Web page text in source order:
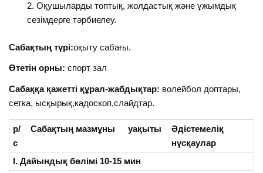
Оқушыларды топтық, жолдастық және ұжымдық
сезімдерге тәрбиелеу.
Сабақтың түрі:оқыту сабағы.
Өтетін орны: спорт зал
Сабаққа қажетті құрал-жабдықтар: волейбол доптары,
сетка, ысқырық,кадоскоп,слайдтар.
р/
с
Сабақтың мазмұны уақыты
Әдістемеліқ
нүсқаулар
І. Дайындық бөлімі 10-15 мин